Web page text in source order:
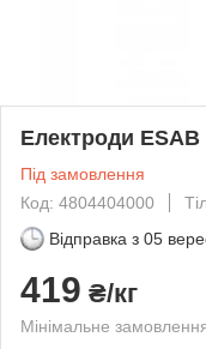
Електроди
Під замовлення
Код: 4804404000
Відправка з 05
419 ₴/кг
Мінімальне